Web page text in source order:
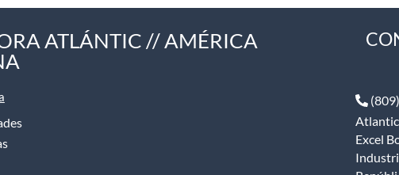
ATLÁNTIC // AMÉRICA
Atlantic
Excel